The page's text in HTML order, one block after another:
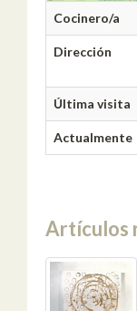
Cocinero/a
Dirección
Última visita
Actualmente
Artículos